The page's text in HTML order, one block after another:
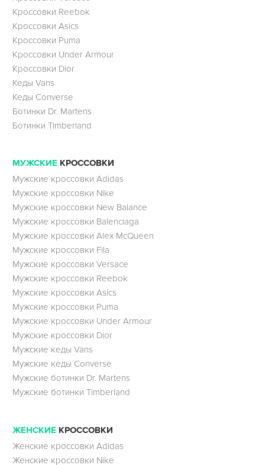
Кроссовки Reebok
Кроссовки Asics
Кроссовки Puma
Кроссовки Under Armour
Кроссовки Dior
Кеды Vans
Кеды Converse
Ботинки Dr. Martens
Ботинки Timberland
МУЖСКИЕ КРОССОВКИ
Мужские кроссовки Adidas
Мужские кроссовки Nike
Мужские кроссовки New Balance
Мужские кроссовки Balenciaga
Мужские кроссовки Alex McQueen
Мужские кроссовки Fila
Мужские кроссовки Versace
Мужские кроссовки Reebok
Мужские кроссовки Asics
Мужские кроссовки Puma
Мужские кроссовки Under Armour
Мужские кроссовки Dior
Мужские кеды Vans
Мужские кеды Converse
Мужские ботинки Dr. Martens
Мужские ботинки Timberland
ЖЕНСКИЕ КРОССОВКИ
Женские кроссовки Adidas
Женские кроссовки Nike